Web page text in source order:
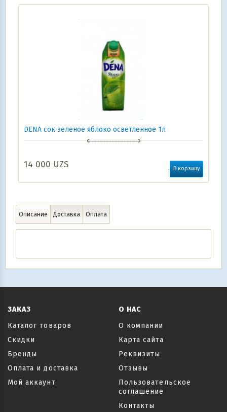
DENA сок зеленое яблоко осветленное 1л
14 000 UZS В корзину
Описание Доставка Оплата
ЗАКАЗ
Каталог товаров
Скидки
Бренды
Оплата и доставка
Мой аккаунт
О НАС
О компании
Карта сайта
Реквизиты
Отзывы
Пользовательское
соглашение
Контакты